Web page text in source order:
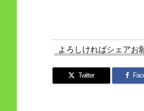
よろしければシェアお
Twitter